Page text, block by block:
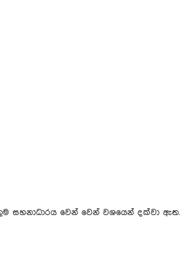
සහනාධාරය වෙන් වෙන් වශයෙන් දක්වා ඇත.